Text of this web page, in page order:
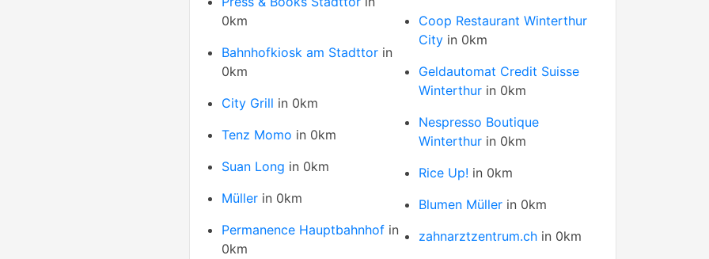
0km
Bahnhofkiosk am Stadttor in
0km
City Grill in 0km
Tenz Momo in 0km
Suan Long in 0km
Müller in 0km
Permanence Hauptbahnhof in
0km
Coop Restaurant Winterthur
City in 0km
Geldautomat Credit Suisse
Winterthur in 0km
Nespresso Boutique
Winterthur in 0km
Rice Up! in 0km
Blumen Müller in 0km
zahnarztzentrum.ch in 0km